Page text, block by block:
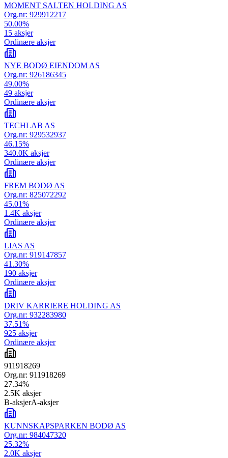
MOMENT SALTEN HOLDING AS
Org.nr: 929912217
50.00%
15 aksjer
Ordinære aksjer
NYE BODØ EIENDOM AS
Org.nr: 926186345
49.00%
49 aksjer
Ordinære aksjer
TECHLAB AS
Org.nr: 929532937
46.15%
340.0K aksjer
Ordinære aksjer
FREM BODØ AS
Org.nr: 825072292
45.01%
1.4K aksjer
Ordinære aksjer
LIAS AS
Org.nr: 919147857
41.30%
190 aksjer
Ordinære aksjer
DRIV KARRIERE HOLDING AS
Org.nr: 932283980
37.51%
925 aksjer
Ordinære aksjer
911918269
Org.nr: 911918269
27.34%
2.5K aksjer
B-aksjerA-aksjer
KUNNSKAPSPARKEN BODØ AS
Org.nr: 984047320
25.32%
2.0K aksjer